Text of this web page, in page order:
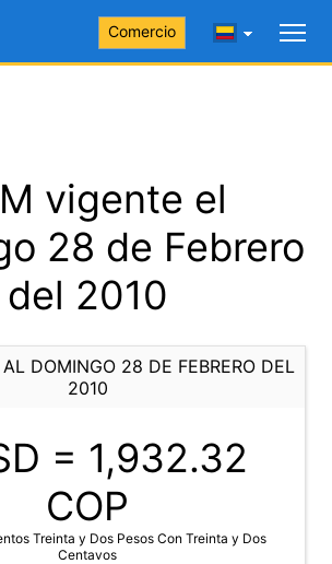
Comercio
vigente el
28 de Febrero
del 2010
DOMINGO 28 DE FEBRERO DEL
2010
= 1,932.32
COP
Treinta y Dos Pesos Con Treinta y Dos
Centavos